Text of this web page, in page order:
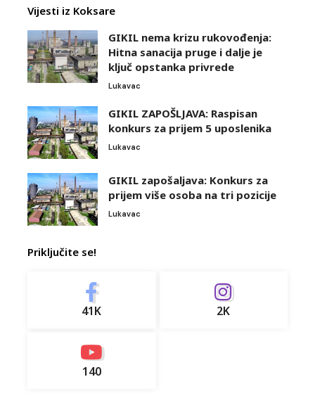
Vijesti iz Koksare
GIKIL nema krizu rukovođenja:
Hitna sanacija pruge i dalje je
ključ opstanka privrede
Lukavac
GIKIL ZAPOŠLJAVA: Raspisan
konkurs za prijem 5 uposlenika
Lukavac
GIKIL zapošaljava: Konkurs za
prijem više osoba na tri pozicije
Lukavac
Priključite se!
41K 2K
140